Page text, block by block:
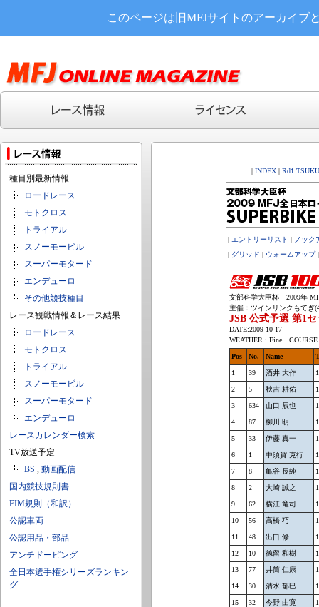
このページは旧MFJサイトのアーカイブ
種目別最新情報
ロードレース
モトクロス
トライアル
スノーモービル
スーパーモタード
エンデューロ
その他競技種目
レース観戦情報＆レース結果
ロードレース
モトクロス
トライアル
スノーモービル
スーパーモタード
エンデューロ
レースカレンダー検索
TV放送予定
BS , 動画配信
国内競技規則書
FIM規則（和訳）
公認車両
公認用品・部品
アンチドーピング
全日本選手権シリーズランキン
グ
| INDEX | Rd1
| エントリーリスト | ノック
| グリッド | ウォームアップ
文部科学大臣杯 2009年
主催：ツインリンクもてぎ
JSB 公式予選 第1
DATE:2009-10-17
WEATHER : Fine COURSE
Pos No. Name
1 39 酒井 大作
2 5 秋吉 耕佑
3 634 山口 辰也
4 87 柳川 明
5 33 伊藤 真一
6 1 中須賀 克行
7 8 亀谷 長純
8 2 大崎 誠之
9 62 横江 竜司
10 56 高橋 巧
11 48 出口 修
12 10 徳留 和樹
13 77 井筒 仁康
14 30 清水 郁巳
15 32 今野 由寛